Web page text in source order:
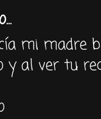
mi madre
y al ver tu